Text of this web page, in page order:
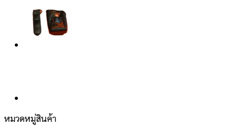
หมวดหมู่สินค้า